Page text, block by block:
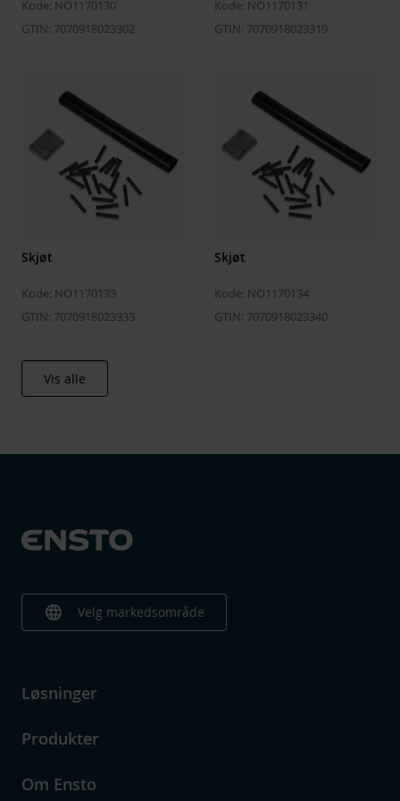
Kode: NO1170130
GTIN: 7070918023302
Kode: NO1170131
GTIN: 7070918023319
Skjøt
Kode: NO1170133
GTIN: 7070918023333
Skjøt
Kode: NO1170134
GTIN: 7070918023340
Vis alle
language Velg markedsområde
Løsninger
Produkter
Om Ensto